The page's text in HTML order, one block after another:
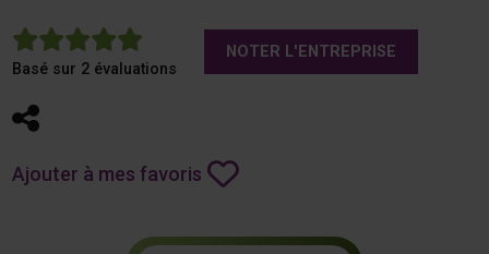
5
Basé sur 2 évaluations
NOTER L'ENTREPRISE
Partager
Ajouter à mes favoris